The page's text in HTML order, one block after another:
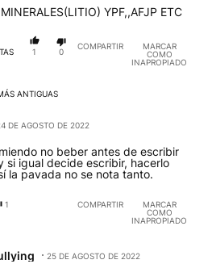
YPF,,AFJP ETC
1 0
COMPARTIR
MARCAR
COMO
INAPROPIADO
ANTIGUAS
DE AGOSTO DE 2022
no beber antes de escribir
si igual decide escribir, hacerlo
la pavada no se nota tanto.
1 COMPARTIR
MARCAR
COMO
INAPROPIADO
25 DE AGOSTO DE 2022